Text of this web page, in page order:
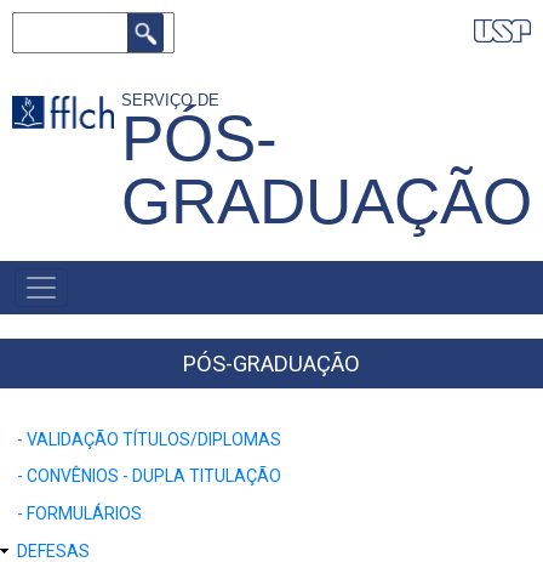
Pular
para
conteúdo
SERVIÇO DE
PÓS-
GRADUAÇÃO
NAVEGAÇÃO
PRINCIPAL
PÓS-GRADUAÇÃO
- VALIDAÇÃO TÍTULOS/DIPLOMAS
- CONVÊNIOS - DUPLA TITULAÇÃO
- FORMULÁRIOS
DEFESAS